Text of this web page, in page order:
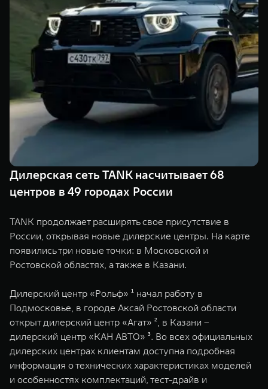
TANK 500
Веди за собой
от 6 499 000 ₽
TANK 700
Сила
Расширяя границы комфорта
от 6 149 000 ₽ от 5 699
TANK Финансы
Корпоративным клиентам
TANK ФИНАНСЫ
TANK Кредит
TANK Лизинг
TANK Страхование
Сервис
Специальные предложения
Моторные масла
ЦИФРОВЫЕ СЕРВИСЫ TANK
Цифровые сервисы TANK
Подписки
Дилерская сеть TANK насчитывает 68
центров в 49 городах России
TANK продолжает расширять свое присутствие в
России, открывая новые дилерские центры. На карте
появились три новые точки: в Московской и
Ростовской областях, а также в Казани.
Дилерский центр «Рольф» ¹ начал работу в
Подмосковье, в городе Аксай Ростовской области
открыт дилерский центр «Агат» ², в Казани –
дилерский центр «КАН АВТО» ³. Во всех официальных
дилерских центрах клиентам доступна подробная
информация о технических характеристиках моделей
и особенностях комплектаций, тест-драйв и